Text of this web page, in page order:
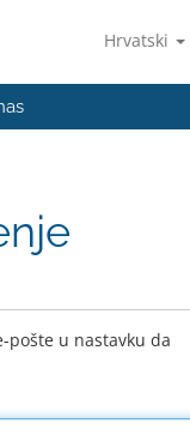
Hrvatski
pošte u nastavku da